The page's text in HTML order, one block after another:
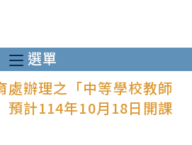
選單
處辦理之「中等學校教師
預計114年10月18日開課